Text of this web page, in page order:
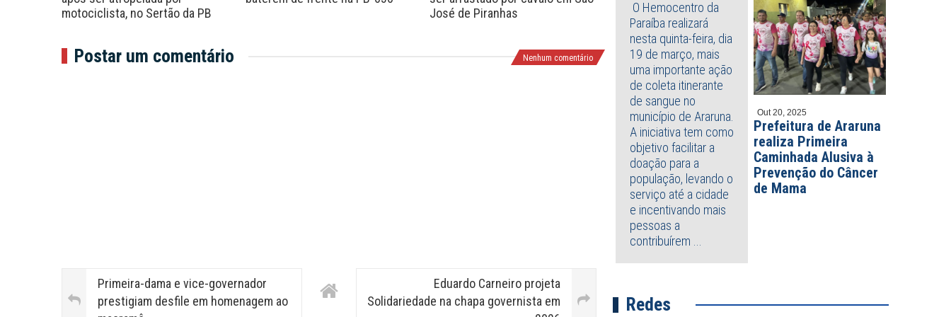
motociclista, no Sertão da PB
José de Piranhas
Pessoa
BR-412, no Agreste paraibano
Postar um comentário Nenhum comentário
Primeira-dama e vice-governador
prestigiam desfile em homenagem ao
Eduardo Carneiro projeta
Solidariedade na chapa governista em
O Hemocentro da
Paraíba realizará
nesta quinta-feira, dia
19 de março, mais
uma importante ação
de coleta itinerante
de sangue no
município de Araruna.
A iniciativa tem como
objetivo facilitar a
doação para a
população, levando o
serviço até a cidade
e incentivando mais
pessoas a
contribuírem ...
Out 20, 2025
Prefeitura de Araruna
realiza Primeira
Caminhada Alusiva à
Prevenção do Câncer
de Mama
Redes